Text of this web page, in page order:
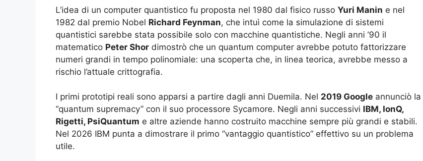
L’idea di un computer quantistico fu proposta nel 1980 dal fisico russo Yuri Manin e nel
1982 dal premio Nobel Richard Feynman, che intuì come la simulazione di sistemi
quantistici sarebbe stata possibile solo con macchine quantistiche. Negli anni ’90 il
matematico Peter Shor dimostrò che un quantum computer avrebbe potuto fattorizzare
numeri grandi in tempo polinomiale: una scoperta che, in linea teorica, avrebbe messo a
rischio l’attuale crittografia.
I primi prototipi reali sono apparsi a partire dagli anni Duemila. Nel 2019 Google annunciò la
“quantum supremacy” con il suo processore Sycamore. Negli anni successivi IBM, IonQ,
Rigetti, PsiQuantum e altre aziende hanno costruito macchine sempre più grandi e stabili.
Nel 2026 IBM punta a dimostrare il primo “vantaggio quantistico” effettivo su un problema
utile.